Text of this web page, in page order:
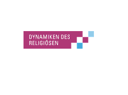
Inhalt
springen